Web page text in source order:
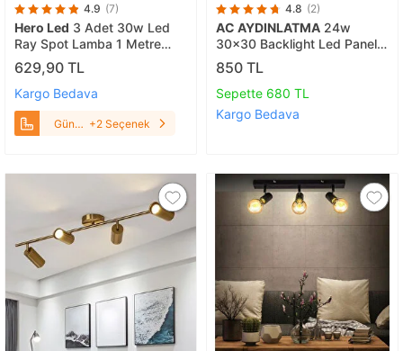
4.9 (7)
Hero Led 3 Adet 30w Led
Ray Spot Lamba 1 Metre
Raylı Mağaza Ve Vitrin
Armatürü Siyah Kasa Gün
Işığı
629,90 TL
Kargo Bedava
Gün
+2 Seçenek
4.8 (2)
AC AYDINLATMA 24w
30x30 Backlight Led Panel
Armatür 3200K Sarı Işık - 2
Adet
850 TL
Sepette 680 TL
Kargo Bedava